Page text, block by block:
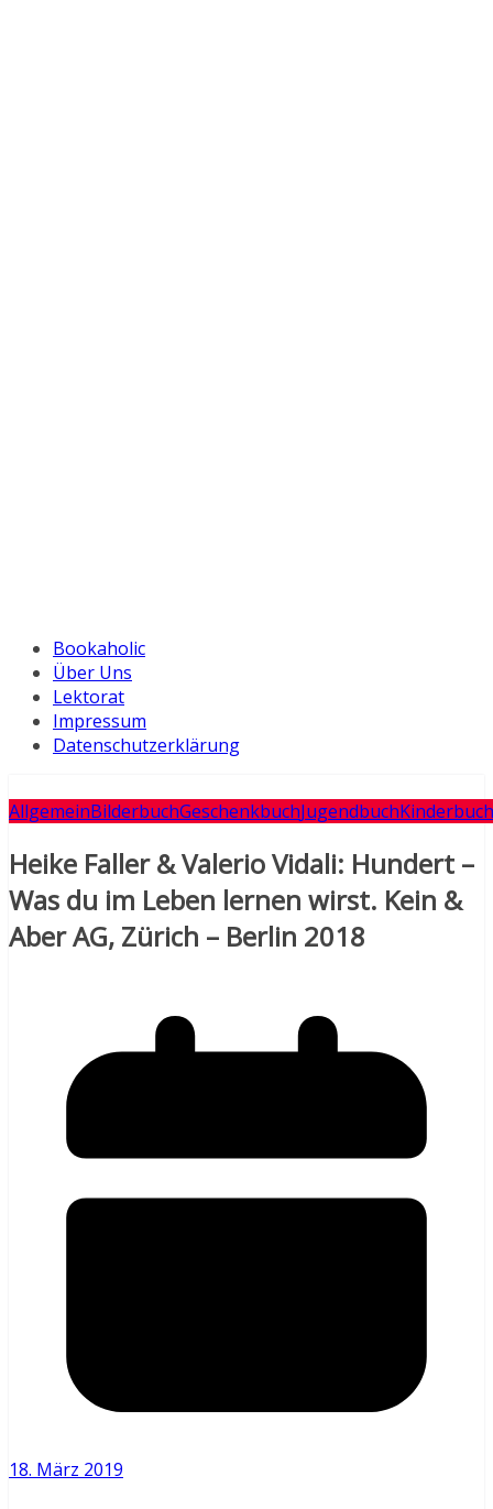
Bookaholic
Über Uns
Lektorat
Impressum
Datenschutzerklärung
AllgemeinBilderbuchGeschenkbuchJugendbuchKinderbuch
Heike Faller & Valerio Vidali: Hundert –
Was du im Leben lernen wirst. Kein &
Aber AG, Zürich – Berlin 2018
18. März 2019